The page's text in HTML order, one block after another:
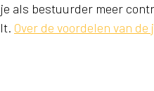
als bestuurder meer
Over de voordelen van de